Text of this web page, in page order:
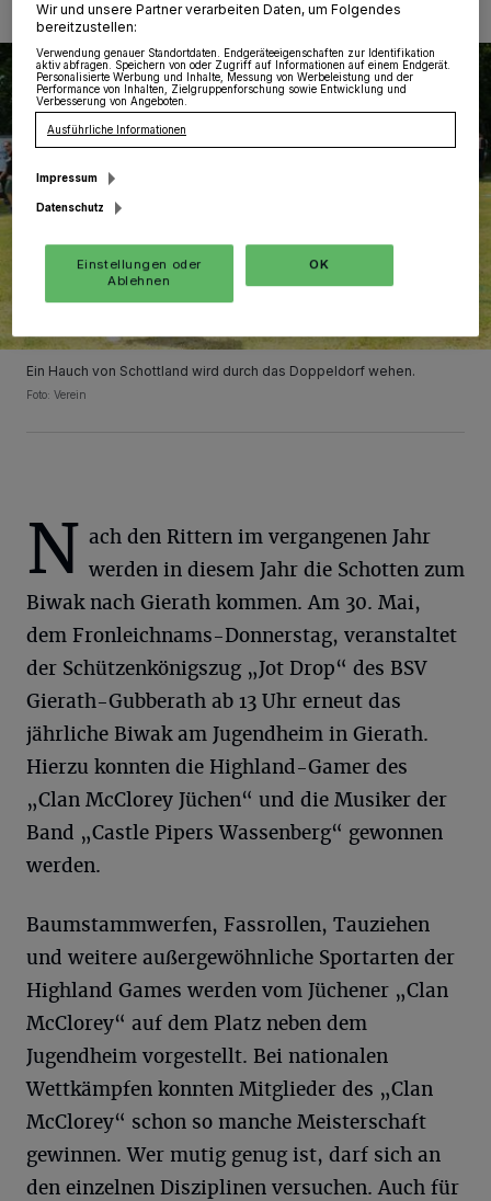
Ein Hauch von Schottland wird durch das Doppeldorf wehen.
Foto: Verein
N ach den Rittern im vergangenen Jahr
werden in diesem Jahr die Schotten zum
Biwak nach Gierath kommen. Am 30. Mai,
dem Fronleichnams-Donnerstag, veranstaltet
der Schützenkönigszug „Jot Drop“ des BSV
Gierath-Gubberath ab 13 Uhr erneut das
jährliche Biwak am Jugendheim in Gierath.
Hierzu konnten die Highland-Gamer des
„Clan McClorey Jüchen“ und die Musiker der
Band „Castle Pipers Wassenberg“ gewonnen
werden.
Baumstammwerfen, Fassrollen, Tauziehen
und weitere außergewöhnliche Sportarten der
Highland Games werden vom Jüchener „Clan
McClorey“ auf dem Platz neben dem
Jugendheim vorgestellt. Bei nationalen
Wettkämpfen konnten Mitglieder des „Clan
McClorey“ schon so manche Meisterschaft
gewinnen. Wer mutig genug ist, darf sich an
den einzelnen Disziplinen versuchen. Auch für
Wir und unsere Partner verarbeiten Daten, um Folgendes
bereitzustellen:
Verwendung genauer Standortdaten. Endgeräteeigenschaften zur Identifikation
aktiv abfragen. Speichern von oder Zugriff auf Informationen auf einem Endgerät.
Personalisierte Werbung und Inhalte, Messung von Werbeleistung und der
Performance von Inhalten, Zielgruppenforschung sowie Entwicklung und
Verbesserung von Angeboten.
Ausführliche Informationen
Impressum
Datenschutz
Einstellungen oder
Ablehnen
OK